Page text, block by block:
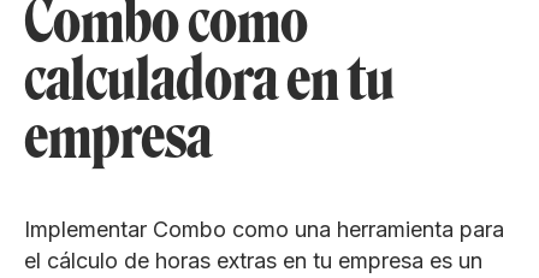
Combo como
calculadora en tu
empresa
Implementar Combo como una herramienta para
el cálculo de horas extras en tu empresa es un